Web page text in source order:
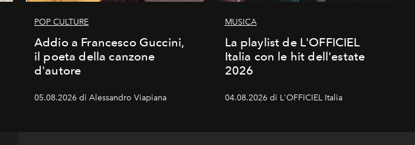
POP CULTURE
Addio a Francesco Guccini,
il poeta della canzone
d'autore
05.08.2026 di Alessandro Viapiana
MUSICA
La playlist de L'OFFICIEL
Italia con le hit dell'estate
2026
04.08.2026 di L'OFFICIEL Italia